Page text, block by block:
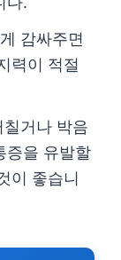
감싸주면
력이 적절
거나 박음
증을 유발할
이 좋습니